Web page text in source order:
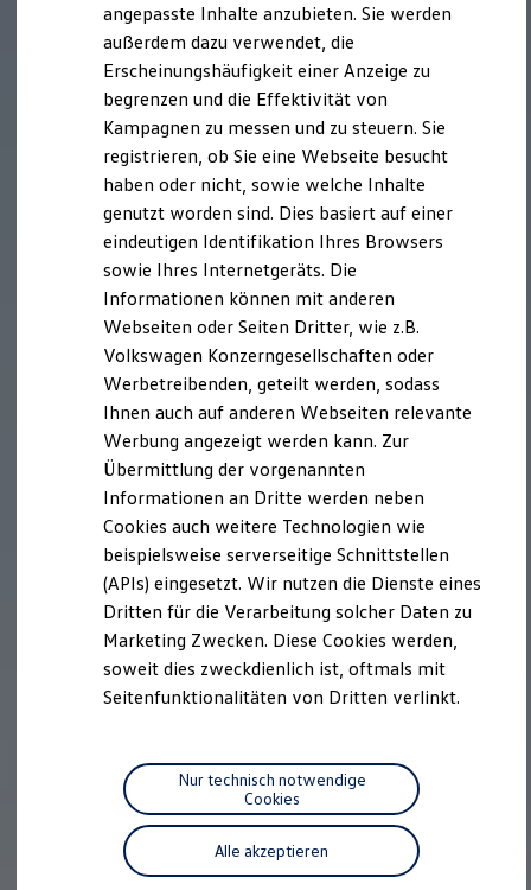
Kosten und Kauf
Verbrauchskosten
Kaufoptionen
E-Auto-Förderung
Software und Konnektivität
Die ID. Software 6
ID. Software Versionen und Updates
Digitale Extras
Schnittstellen zu Ihrem ID.
Hybridautos
Marke und Erlebnis
Volkswagen R und R Experience
R-Modelle
R Experience
Driving Experience
Werkbesichtigung
Factory visit
Lifestyle Shop
Golf Kollektion
ID. Kollektion
Volkswagen Kollektion
GTI Kollektion
Fußball Drop
we drive football
#wedriveproud
Besitzer und Service
myVolkswagen
Software Updates
Inspektion und HU/AU
Räder und Reifen
Pannen- und Unfallhilfe
Economy Service
Volkswagen Teile
Zubehör
Modellspezifisches Zubehör
angepasste Inhalte anzubieten. Sie werden
außerdem dazu verwendet, die
Erscheinungshäufigkeit einer Anzeige zu
begrenzen und die Effektivität von
Kampagnen zu messen und zu steuern. Sie
registrieren, ob Sie eine Webseite besucht
haben oder nicht, sowie welche Inhalte
genutzt worden sind. Dies basiert auf einer
eindeutigen Identifikation Ihres Browsers
sowie Ihres Internetgeräts. Die
Informationen können mit anderen
Webseiten oder Seiten Dritter, wie z.B.
Volkswagen Konzerngesellschaften oder
Werbetreibenden, geteilt werden, sodass
Ihnen auch auf anderen Webseiten relevante
Werbung angezeigt werden kann. Zur
Übermittlung der vorgenannten
Informationen an Dritte werden neben
Cookies auch weitere Technologien wie
beispielsweise serverseitige Schnittstellen
(APIs) eingesetzt. Wir nutzen die Dienste eines
Dritten für die Verarbeitung solcher Daten zu
Marketing Zwecken. Diese Cookies werden,
soweit dies zweckdienlich ist, oftmals mit
Seitenfunktionalitäten von Dritten verlinkt.
Alle akzeptieren
Nur technisch notwendige
Cookies